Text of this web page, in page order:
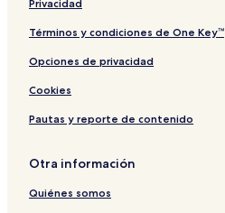
Aphiwat
Hostales en Bangkok
Hoteles baratos en Phra Nakhon
Hoteles cerca de Plaza Siam
Privacidad
Términos y condiciones de One Key™
Opciones de privacidad
Cookies
Pautas y reporte de contenido
Otra información
Quiénes somos